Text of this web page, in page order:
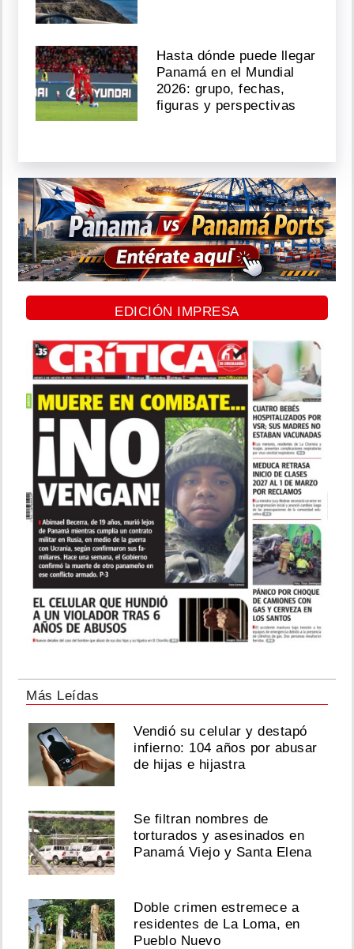
Hasta dónde puede llegar
Panamá en el Mundial
2026: grupo, fechas,
figuras y perspectivas
EDICIÓN IMPRESA
Más Leídas
Vendió su celular y destapó
infierno: 104 años por abusar
de hijas e hijastra
Se filtran nombres de
torturados y asesinados en
Panamá Viejo y Santa Elena
Doble crimen estremece a
residentes de La Loma, en
Pueblo Nuevo